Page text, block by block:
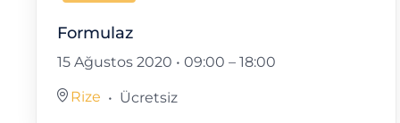
Formulaz
15 Ağustos 2020 • 09:00 – 18:00
Rize Ücretsiz